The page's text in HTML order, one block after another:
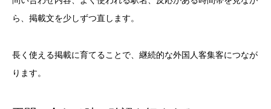
ら、掲載文を少しずつ直します。
長く使える掲載に育てることで、継続的な外国人客集客につなが
ります。